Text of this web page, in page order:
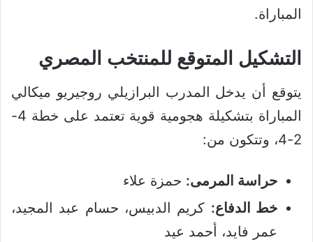
المباراة.
التشكيل المتوقع للمنتخب المصري
يتوقع أن يدخل المدرب البرازيلي روجيريو ميكالي
المباراة بتشكيلة هجومية قوية تعتمد على خطة 4-
2-4، وتتكون من:
حراسة المرمى: حمزة علاء
خط الدفاع: كريم الدبيس، حسام عبد المجيد،
عمر فايد، أحمد عيد